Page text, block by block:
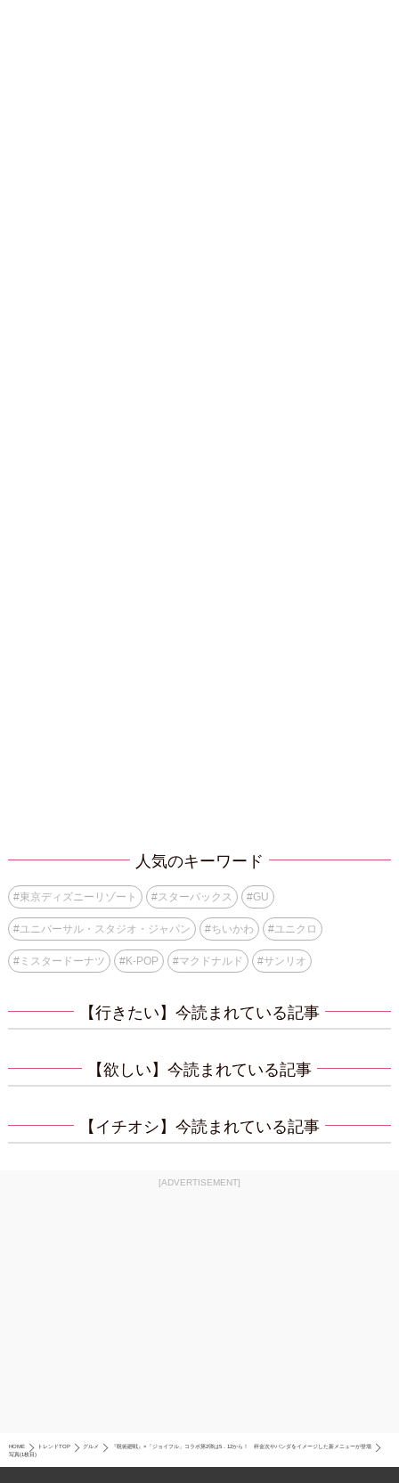
人気のキーワード
#東京ディズニーリゾート #スターバックス #GU
#ユニバーサル・スタジオ・ジャパン #ちいかわ #ユニクロ
#ミスタードーナツ #K-POP #マクドナルド #サンリオ
【行きたい】今読まれている記事
【欲しい】今読まれている記事
【イチオシ】今読まれている記事
[ADVERTISEMENT]
HOME トレンドTOP グルメ
『呪術廻戦』×「ジョイフル」コラボ第2弾は5．12から！ 秤金次やパンダをイメージした新メニューが登場
写真(1枚目)